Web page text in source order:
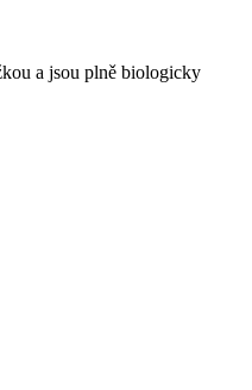
a jsou plně biologicky